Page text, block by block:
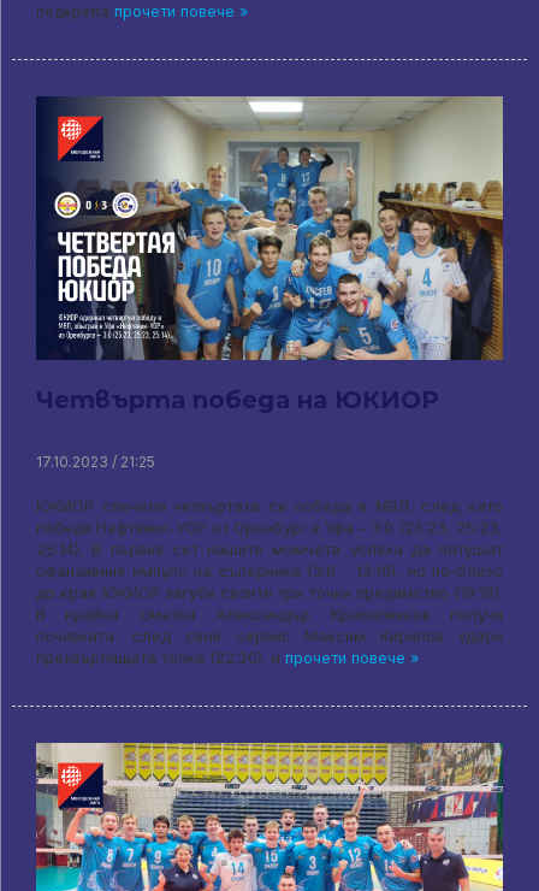
подкрепа прочети повече »
Четвърта победа на ЮКИОР
17.10.2023 / 21:25
ЮКИОР спечели четвъртата си победа в МВЛ, след като
победи Нефтяник-УОР от Оренбург в Уфа – 3:0 (25:23, 25:23,
25:14). В първия сет нашите момчета успяха да потушат
офанзивния импулс на съперника (3:6 - 13:10), но по-близо
до края ЮКИОР загуби своите три точки предимство (19:19).
В крайна сметка Александър Красилников получи
почивката: след свой сервис Максим Кирилов удари
прехвърлящата топка (22:20), и прочети повече »